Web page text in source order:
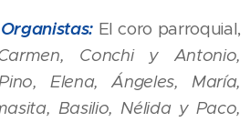
El coro parroquial,
Conchi y Antonio,
Elena, Ángeles, María,
Basilio, Nélida y Paco,